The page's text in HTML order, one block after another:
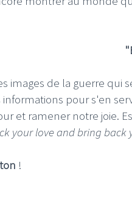
images de la guerre qui
informations pour s'en
et ramener notre joie.
your love and bring
!